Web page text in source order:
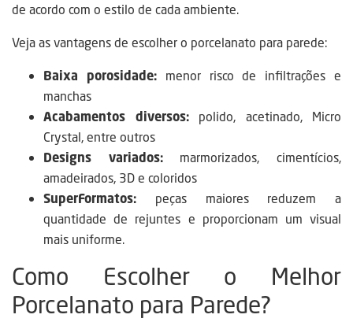
de acordo com o estilo de cada ambiente.
Veja as vantagens de escolher o porcelanato para parede:
Baixa porosidade:menor risco de infiltrações e
manchas
Acabamentos diversos:polido, acetinado, Micro
Crystal, entre outros
Designs variados:marmorizados, cimentícios,
amadeirados, 3D e coloridos
SuperFormatos: peças maiores reduzem a
quantidade de rejuntes e proporcionam um visual
mais uniforme.
Como Escolher o Melhor
Porcelanato para Parede?